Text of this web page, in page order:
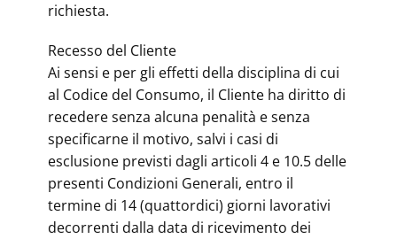
richiesta.
Recesso del Cliente
Ai sensi e per gli effetti della disciplina di cui
al Codice del Consumo, il Cliente ha diritto di
recedere senza alcuna penalità e senza
specificarne il motivo, salvi i casi di
esclusione previsti dagli articoli 4 e 10.5 delle
presenti Condizioni Generali, entro il
termine di 14 (quattordici) giorni lavorativi
decorrenti dalla data di ricevimento dei